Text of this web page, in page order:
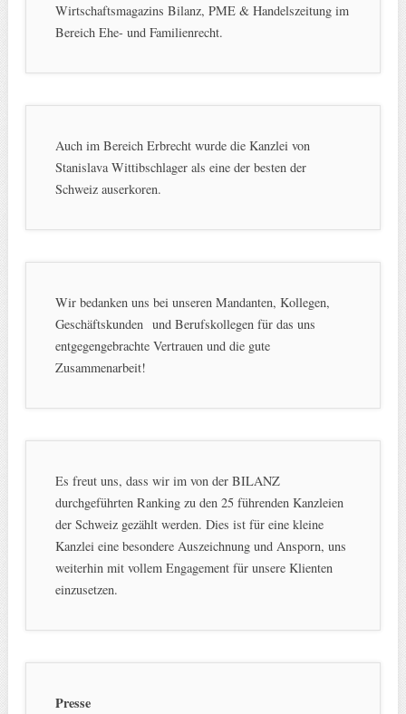
Wirtschaftsmagazins Bilanz, PME & Handelszeitung im
Bereich Ehe- und Familienrecht.
Auch im Bereich Erbrecht wurde die Kanzlei von
Stanislava Wittibschlager als eine der besten der
Schweiz auserkoren.
Wir bedanken uns bei unseren Mandanten, Kollegen,
Geschäftskunden und Berufskollegen für das uns
entgegengebrachte Vertrauen und die gute
Zusammenarbeit!
Es freut uns, dass wir im von der BILANZ
durchgeführten Ranking zu den 25 führenden Kanzleien
der Schweiz gezählt werden. Dies ist für eine kleine
Kanzlei eine besondere Auszeichnung und Ansporn, uns
weiterhin mit vollem Engagement für unsere Klienten
einzusetzen.
Presse